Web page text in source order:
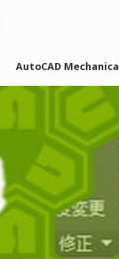
AutoCAD